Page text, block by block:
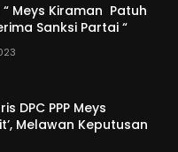
Meys Kiraman Patuh
Sanksi Partai “
DPC PPP Meys
Melawan Keputusan